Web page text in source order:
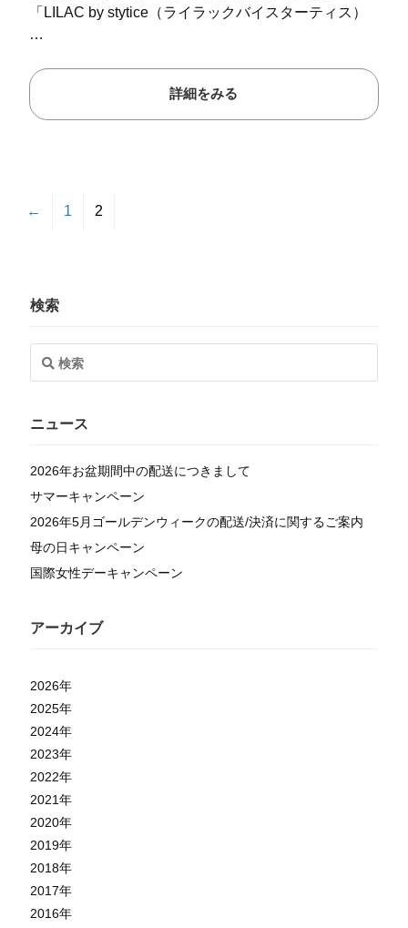
「LILAC by stytice（ライラックバイスターティス）
…
詳細をみる
← 1 2
検索
ニュース
2026年お盆期間中の配送につきまして
サマーキャンペーン
2026年5月ゴールデンウィークの配送/決済に関するご案内
母の日キャンペーン
国際女性デーキャンペーン
アーカイブ
2026年
2025年
2024年
2023年
2022年
2021年
2020年
2019年
2018年
2017年
2016年